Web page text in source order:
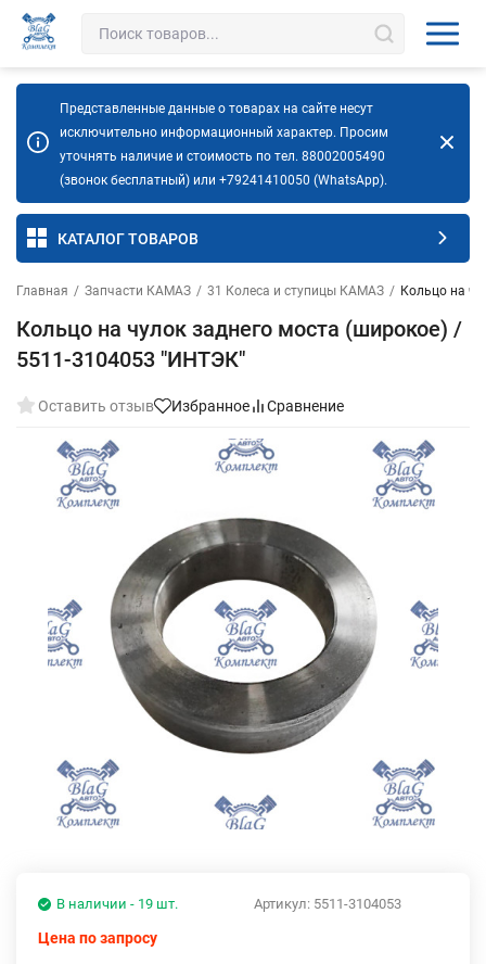
Представленные данные о товарах на сайте несут
исключительно информационный характер. Просим
уточнять наличие и стоимость по тел. 88002005490
(звонок бесплатный) или +79241410050 (WhatsApp).
КАТАЛОГ ТОВАРОВ
Главная / Запчасти КАМАЗ / 31 Колеса и ступицы КАМАЗ / Кольцо на
Кольцо на чулок заднего моста (широкое) /
5511-3104053 "ИНТЭК"
Оставить отзыв Избранное Сравнение
Артикул: 5511-3104053
В наличии - 19 шт.
Цена по запросу